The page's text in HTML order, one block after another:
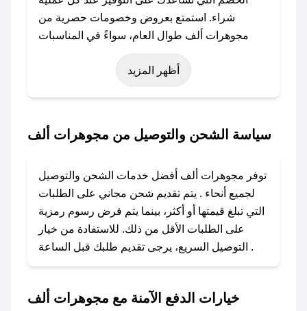
شراء. استمتع بعروض وخصومات حصرية من
مجوهرات ألف طوال العام، سواءً في المناسبات
مثل عيد الفطر، عيد الأضحى، الجمعة البيضاء (شهر
نوفمبر)، رمضان، اليوم الوطني، يوم التأسيس، أو
حتى عروض خاصة أخرى.
### كيف تحصل على كود خصم من مجوهرات
ألف؟
كود خصم مجوهرات ألف. وفي حال عدم توفر
الكوبون، تواصل معنا عبر تويتر أو البريد الإلكتروني
لإضافته بسرعة.
### كيفية استخدام كود خصم مجوهرات ألف؟
1. انسخ كود الخصم من تطبيق صحصح.
2. الصقه في خانة الدفع عند التسوق من مجوهرات
ألف.
أظهر المزيد
سياسة الشحن والتوصيل من مجوهرات ألف
توفر مجوهرات ألف أفضل خدمات الشحن والتوصيل
لجميع أنحاء . يتم تقديم شحن مجاني على الطلبات
التي تبلغ قيمتها أو أكثر، بينما يتم فرض رسوم رمزية
على الطلبات الأقل من ذلك. للاستفادة من خيار
التوصيل السريع، يرجى تقديم طلبك قبل الساعة .
خيارات الدفع الآمنة مع مجوهرات ألف